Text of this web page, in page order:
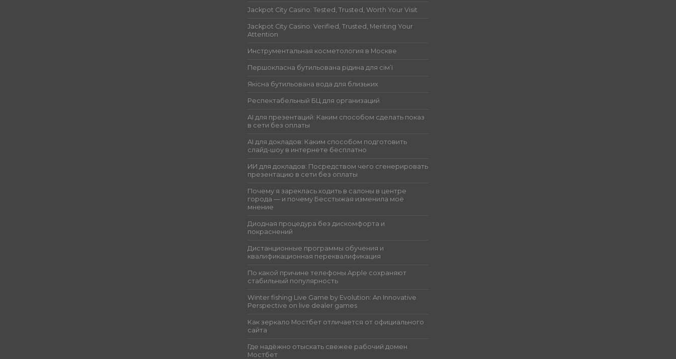
Jackpot City Casino: Tested, Trusted, Worth Your Visit
Jackpot City Casino: Verified, Trusted, Meriting Your
Attention
Инструментальная косметология в Москве
Першокласна бутильована рідина для сім’ї
Якісна бутильована вода для близьких
Респектабельный БЦ для организаций
AI для презентаций: Каким способом сделать показ
в сети без оплаты
AI для докладов: Каким способом подготовить
слайд-шоу в интернете бесплатно
ИИ для докладов: Посредством чего сгенерировать
презентацию в сети без оплаты
Почему я зареклась ходить в салоны в центре
города — и почему Бесстыжая изменила моё
мнение
Диодная процедура без дискомфорта и
покраснений
Дистанционные программы обучения и
квалификационная переквалификация
По какой причине телефоны Apple сохраняют
стабильный популярность
Winter fishing Live Game by Evolution: An Innovative
Perspective on live dealer games
Как зеркало Мостбет отличается от официального
сайта
Где надёжно отыскать свежее рабочий домен
Мостбет